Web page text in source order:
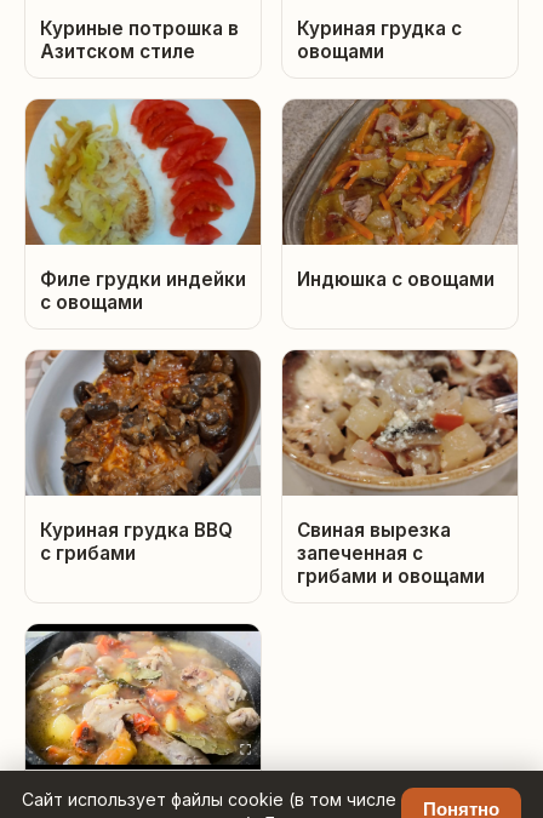
Сайт использует файлы cookie (в том числе
Понятно
Куриные потрошка в
Азитском стиле
Куриная грудка с
овощами
Филе грудки индейки
с овощами
Индюшка с овощами
Куриная грудка BBQ
с грибами
Свиная вырезка
запеченная с
грибами и овощами
Курица тушеная с